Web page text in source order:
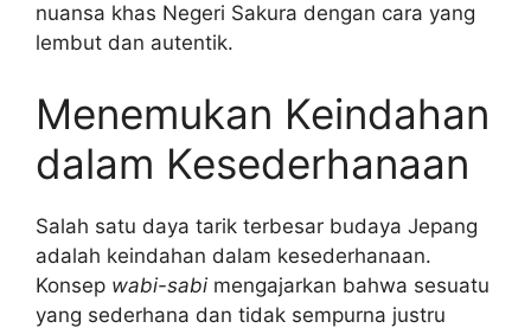
nuansa khas Negeri Sakura dengan cara yang
lembut dan autentik.
Menemukan Keindahan
dalam Kesederhanaan
Salah satu daya tarik terbesar budaya Jepang
adalah keindahan dalam kesederhanaan.
Konsep wabi-sabi mengajarkan bahwa sesuatu
yang sederhana dan tidak sempurna justru